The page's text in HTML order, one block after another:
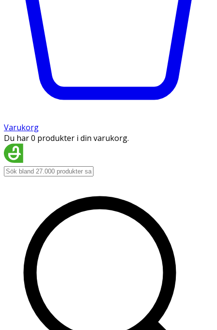
Varukorg
Du har 0 produkter i din varukorg.